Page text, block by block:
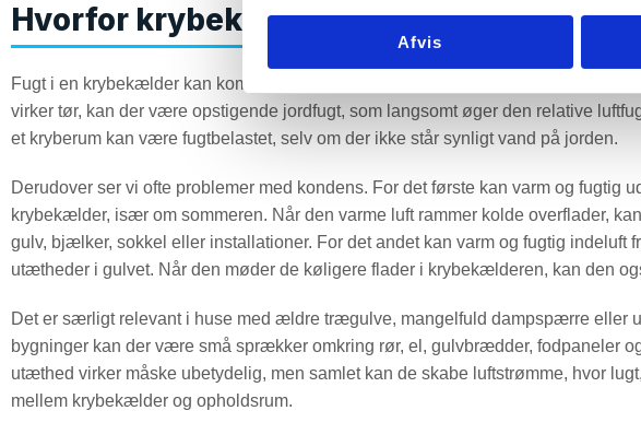
Afvis
Hvorfor krybekældre ofte får
Fugt i en krybekælder kan komme flere steder fra. Den mest oplagte kilde er
virker tør, kan der være opstigende jordfugt, som langsomt øger den relative
et kryberum kan være fugtbelastet, selv om der ikke står synligt vand på jorden.
Derudover ser vi ofte problemer med kondens. For det første kan varm og fugtig
krybekælder, især om sommeren. Når den varme luft rammer kolde overflader,
gulv, bjælker, sokkel eller installationer. For det andet kan varm og fugtig indeluft
utætheder i gulvet. Når den møder de køligere flader i krybekælderen, kan den
Det er særligt relevant i huse med ældre trægulve, mangelfuld dampspærre eller
bygninger kan der være små sprækker omkring rør, el, gulvbrædder, fodpaneler
utæthed virker måske ubetydelig, men samlet kan de skabe luftstrømme, hvor
mellem krybekælder og opholdsrum.